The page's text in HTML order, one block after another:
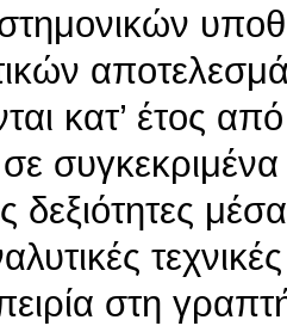
κατ’ έτος
δεξιότητες
στη